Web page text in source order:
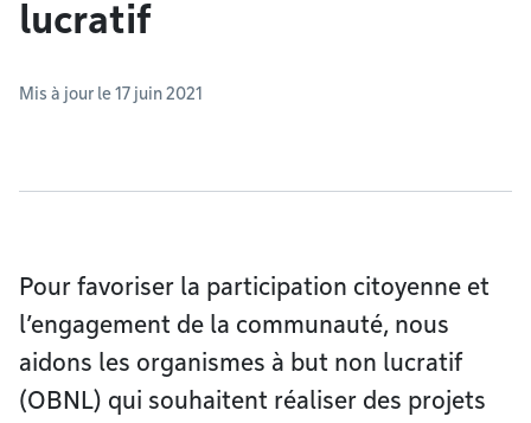
lucratif
Mis à jour le 17 juin 2021
Pour favoriser la participation citoyenne et
l’engagement de la communauté, nous
aidons les organismes à but non lucratif
(OBNL) qui souhaitent réaliser des projets